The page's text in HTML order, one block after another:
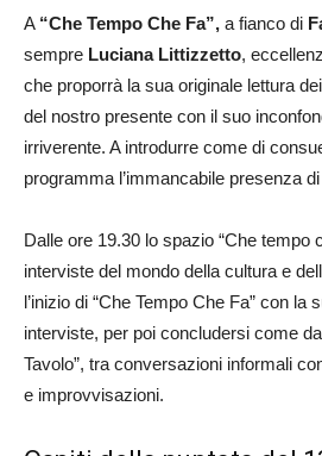
A “Che Tempo Che Fa”, a fianco di
sempre Luciana Littizzetto,
che proporrà la sua originale lettura
del nostro presente con il suo
irriverente. A introdurre come di
programma l’immancabile presenza di
Dalle ore 19.30 lo spazio “Che tempo
interviste del mondo della cultura e
l’inizio di “Che Tempo Che Fa” con la
interviste, per poi concludersi come
Tavolo”, tra conversazioni informali
e improvvisazioni.